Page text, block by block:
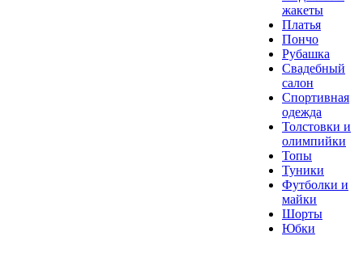
жакеты
Платья
Пончо
Рубашка
Свадебный
салон
Спортивная
одежда
Толстовки и
олимпийки
Топы
Туники
Футболки и
майки
Шорты
Юбки